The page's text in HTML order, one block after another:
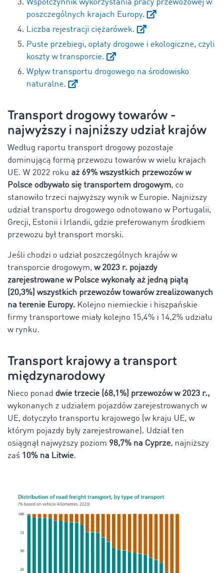
Współczynnik wykorzystania pracy przewozowej w
poszczególnych krajach Europy.
Liczba rejestracji ciężarówek.
Puste przebiegi, opłaty drogowe i ekologiczne, czyli
koszty w transporcie.
Wpływ transportu drogowego na środowisko
naturalne.
Transport drogowy towarów -
najwyższy i najniższy udział krajów
Według raportu transport drogowy pozostaje
dominującą formą przewozu towarów w wielu krajach
UE. W 2022 roku aż 69% wszystkich przewozów w
Polsce odbywało się transportem drogowym, co
stanowiło trzeci najwyższy wynik w Europie. Najniższy
udział transportu drogowego odnotowano w Portugalii,
Grecji, Estonii i Irlandii, gdzie preferowanym środkiem
przewozu był transport morski.
Jeśli chodzi o udział poszczególnych krajów w
transporcie drogowym, w 2023 r. pojazdy
zarejestrowane w Polsce wykonały aż jedną piątą
(20,3%) wszystkich przewozów towarów zrealizowanych
na terenie Europy. Kolejno niemieckie i hiszpańskie
firmy transportowe miały kolejno 15,4% i 14,2% udziału
w rynku.
Transport krajowy a transport
międzynarodowy
Nieco ponad dwie trzecie (68,1%) przewozów w 2023 r.,
wykonanych z udziałem pojazdów zarejestrowanych w
UE, dotyczyło transportu krajowego (w kraju UE, w
którym pojazdy były zarejestrowane). Udział ten
osiągnął najwyższy poziom 98,7% na Cyprze, najniższy
zaś 10% na Litwie.